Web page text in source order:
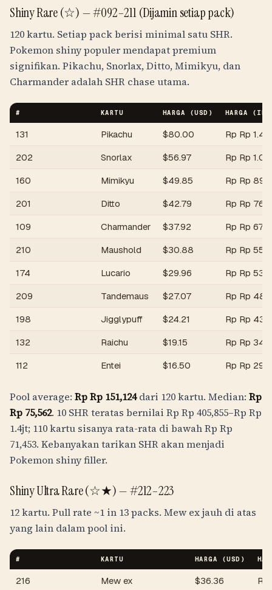
Shiny Rare (☆) — #092–211 (Dijamin setiap pack)
120 kartu. Setiap pack berisi minimal satu SHR.
Pokemon shiny populer mendapat premium
signifikan. Pikachu, Snorlax, Ditto, Mimikyu, dan
Charmander adalah SHR chase utama.
# KARTU HARGA (USD) HARGA ( IDR
131 Pikachu $80.00 Rp Rp 1.4jt
202
Snorlax $56.97 Rp Rp 1.0jt
160
Mimikyu $49.85 Rp Rp
201
Ditto $42.79 Rp Rp
109
Charmander $37.92 Rp Rp
210
Maushold $30.88 Rp Rp
174
Lucario $29.96 Rp Rp
209
Tandemaus $27.07 Rp Rp
198
Jigglypuff $24.21 Rp Rp
132
Raichu $19.15 Rp Rp
112
Entei $16.50 Rp Rp
Pool average: RpRp 151,124dari 120 kartu. Median: Rp
Rp 75,562. 10 SHR teratas bernilai Rp Rp 405,855–Rp Rp
1.4jt; 110 kartu sisanya rata-rata di bawahRp Rp
71,453. Kebanyakan tarikan SHR akan menjadi
Pokemon shiny filler.
Shiny Ultra Rare (☆★) —#212–223
12 kartu. Pull rate ~1 in 13 packs. Mew ex jauh di atas
yang lain dalam pool ini.
# KARTU HARGA (USD)
216 Mew ex $36.36 Rp